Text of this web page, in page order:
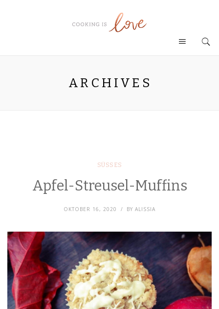
ARCHIVES
SÜSSES
Apfel-Streusel-Muffins
OKTOBER 16, 2020 BY ALISSIA